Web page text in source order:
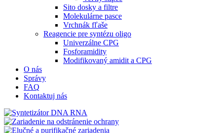
Sito dosky a filtre
Molekulárne pasce
Vrchnák fľaše
Reagencie pre syntézu oligo
Univerzálne CPG
Fosforamidity
Modifikovaný amidit a CPG
O nás
Správy
FAQ
Kontaktuj nás